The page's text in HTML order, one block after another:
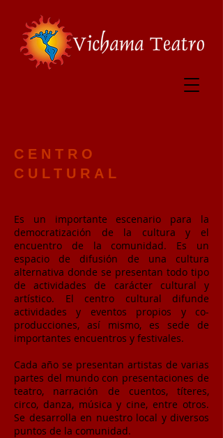
CENTRO
CULTURAL
Es un importante escenario para la
democratización de la cultura y el
encuentro de la comunidad. Es un
espacio de difusión de una cultura
alternativa donde se presentan todo tipo
de actividades de carácter cultural y
artístico. El centro cultural difunde
actividades y eventos propios y co-
producciones, así mismo, es sede de
importantes encuentros y festivales.
Cada año se presentan artistas de varias
partes del mundo con presentaciones de
teatro, narración de cuentos, títeres,
circo, danza, música y cine, entre otros.
Se desarrolla en nuestro local y diversos
puntos de la comunidad.